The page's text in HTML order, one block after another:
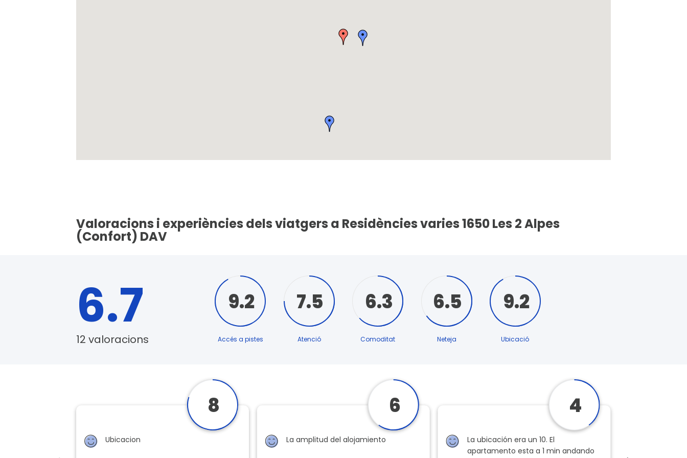
Valoracions i experiències dels viatgers a Residències varies 1650 Les 2 Alpes
(Confort) DAV
6.7
12 valoracions
9.2
Accés a pistes
7.5
Atenció
6.3
Comoditat
6.5
Neteja
9.2
Ubicació
8
Ubicacion
6
La amplitud del alojamiento
4
La ubicación era un 10. El
apartamento esta a 1 min andando